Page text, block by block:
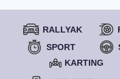
RALLYAK
SPORT
KARTING